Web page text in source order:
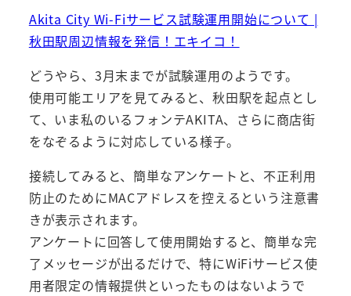
Akita City Wi-Fiサービス試験運用開始について |
秋田駅周辺情報を発信！エキイコ！
どうやら、3月末までが試験運用のようです。
使用可能エリアを見てみると、秋田駅を起点とし
て、いま私のいるフォンテAKITA、さらに商店街
をなぞるように対応している様子。
接続してみると、簡単なアンケートと、不正利用
防止のためにMACアドレスを控えるという注意書
きが表示されます。
アンケートに回答して使用開始すると、簡単な完
了メッセージが出るだけで、特にWiFiサービス使
用者限定の情報提供といったものはないようで